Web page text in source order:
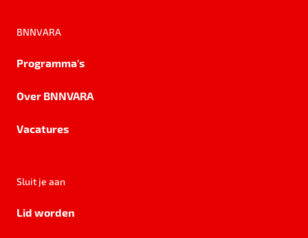
BNNVARA
Programma's
Over BNNVARA
Vacatures
Sluit je aan
Lid worden